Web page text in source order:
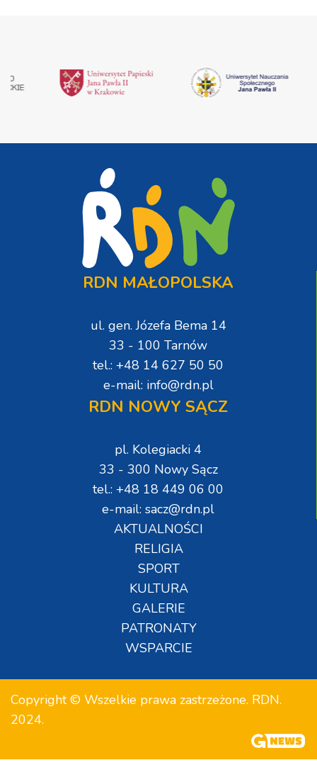
RDN MAŁOPOLSKA
ul. gen. Józefa Bema 14
33 - 100 Tarnów
tel.: +48 14 627 50 50
e-mail: info@rdn.pl
RDN NOWY SĄCZ
pl. Kolegiacki 4
33 - 300 Nowy Sącz
tel.: +48 18 449 06 00
e-mail: sacz@rdn.pl
AKTUALNOŚCI
RELIGIA
SPORT
KULTURA
GALERIE
PATRONATY
WSPARCIE
Copyright © Wszelkie prawa zastrzeżone. RDN.
2024.